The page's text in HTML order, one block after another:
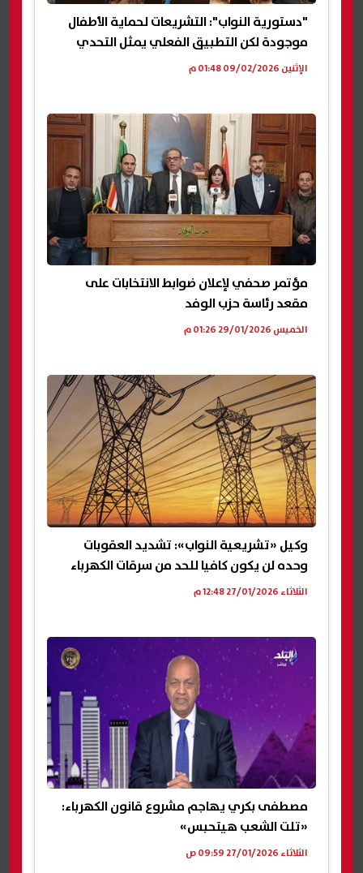
"دستورية النواب": التشريعات لحماية الأطفال
موجودة لكن التطبيق الفعلي يمثل التحدي
الإثنين 09/02/2026 01:48 م
مؤتمر صحفي لإعلان ضوابط الانتخابات على
مقعد رئاسة حزب الوفد
الخميس 29/01/2026 01:26 م
وكيل «تشريعية النواب»: تشديد العقوبات
وحده لن يكون كافيا للحد من سرقات الكهرباء
الثلاثاء 27/01/2026 12:48 م
مصطفى بكري يهاجم مشروع قانون الكهرباء:
«تلت الشعب هيتحبس»
الثلاثاء 27/01/2026 09:59 ص